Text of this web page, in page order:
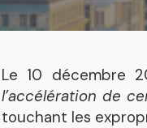
Le 10 décembre
l’accélération de
touchant les